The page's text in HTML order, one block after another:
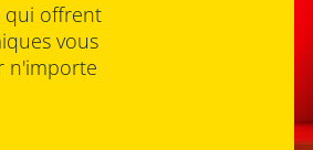
qui offrent
vous
n'importe